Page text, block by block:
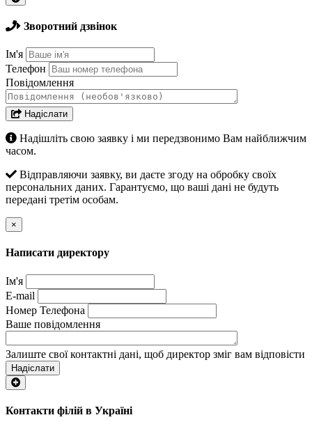
Зворотний дзвінок
Ім'я
Телефон
Повідомлення
Надіслати
Надішліть свою заявку і ми передзвонимо Вам найближчим
часом.
Відправляючи заявку, ви даєте згоду на обробку своїх
персональних даних. Гарантуємо, що ваші дані не будуть
передані третім особам.
×
Написати директору
Ім'я
E-mail
Номер Телефона
Ваше повідомлення
Залиште свої контактні дані, щоб директор зміг вам відповісти
Надіслати
Контакти філій в Україні